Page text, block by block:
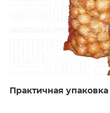
Практичная упаковка